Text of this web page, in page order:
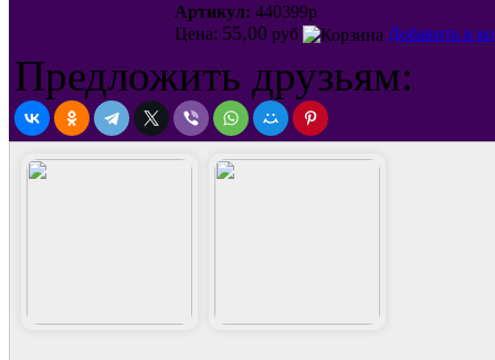
Артикул: 440399р
Цена: 55,00 руб Добавить в
Предложить друзьям: